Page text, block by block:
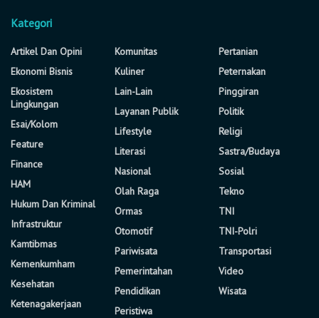
Kategori
Artikel Dan Opini
Ekonomi Bisnis
Ekosistem
Lingkungan
Esai/Kolom
Feature
Finance
HAM
Hukum Dan Kriminal
Infrastruktur
Kamtibmas
Kemenkumham
Kesehatan
Ketenagakerjaan
Komunitas
Kuliner
Lain-Lain
Layanan Publik
Lifestyle
Literasi
Nasional
Olah Raga
Ormas
Otomotif
Pariwisata
Pemerintahan
Pendidikan
Peristiwa
Pertanian
Peternakan
Pinggiran
Politik
Religi
Sastra/Budaya
Sosial
Tekno
TNI
TNI-Polri
Transportasi
Video
Wisata